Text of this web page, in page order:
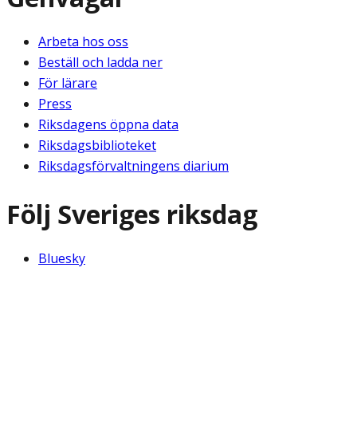
Arbeta hos oss
Beställ och ladda ner
För lärare
Press
Riksdagens öppna data
Riksdagsbiblioteket
Riksdagsförvaltningens diarium
Följ Sveriges riksdag
Bluesky